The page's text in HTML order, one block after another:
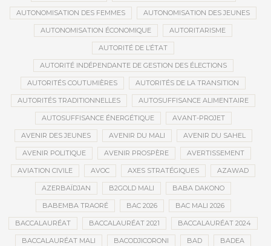
AUTONOMISATION DES FEMMES AUTONOMISATION DES JEUNES
AUTONOMISATION ÉCONOMIQUE AUTORITARISME
AUTORITÉ DE L’ÉTAT
AUTORITÉ INDÉPENDANTE DE GESTION DES ÉLECTIONS
AUTORITÉS COUTUMIÈRES AUTORITÉS DE LA TRANSITION
AUTORITÉS TRADITIONNELLES AUTOSUFFISANCE ALIMENTAIRE
AUTOSUFFISANCE ÉNERGÉTIQUE AVANT-PROJET
AVENIR DES JEUNES AVENIR DU MALI AVENIR DU SAHEL
AVENIR POLITIQUE AVENIR PROSPÈRE AVERTISSEMENT
AVIATION CIVILE AVOC AXES STRATÉGIQUES AZAWAD
AZERBAÏDJAN B2GOLD MALI BABA DAKONO
BABEMBA TRAORÉ BAC 2026 BAC MALI 2026
BACCALAURÉAT BACCALAURÉAT 2021 BACCALAURÉAT 2024
BACCALAURÉAT MALI BACODJICORONI BAD BADEA